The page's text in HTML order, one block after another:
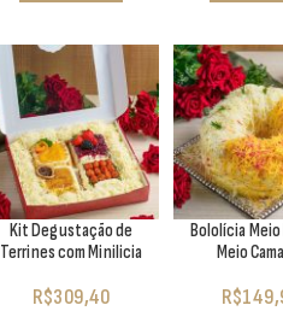
Kit Degustação de
Terrines com Minilicia
R$309,40
Bololícia Meio
Meio
R$